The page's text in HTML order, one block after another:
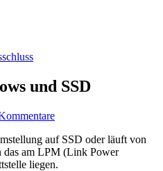
und SSD
auf SSD oder läuft von
das am LPM (Link Power
liegen.